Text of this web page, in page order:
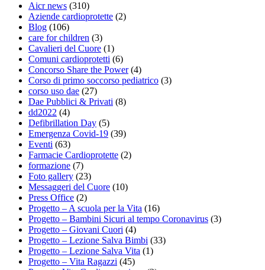
Aicr news (310)
Aziende cardioprotette (2)
Blog (106)
care for children (3)
Cavalieri del Cuore (1)
Comuni cardioprotetti (6)
Concorso Share the Power(4)
Corso di primo soccorso pediatrico (3)
corso uso dae (27)
Dae Pubblici & Privati (8)
dd2022 (4)
Defibrillation Day (5)
Emergenza Covid-19 (39)
Eventi (63)
Farmacie Cardioprotette (2)
formazione (7)
Foto gallery (23)
Messaggeri del Cuore (10)
Press Office (2)
Progetto – A scuola per la Vita (16)
Progetto – Bambini Sicuri al tempo Coronavirus (3)
Progetto – Giovani Cuori (4)
Progetto – Lezione Salva Bimbi (33)
Progetto – Lezione Salva Vita (1)
Progetto – Vita Ragazzi (45)